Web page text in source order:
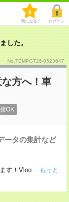
0
気になる！ ログイン
した。
No.TEMPGT26-0523647
方へ！車
OK
ータの集計など
す！Vloo ...もっと